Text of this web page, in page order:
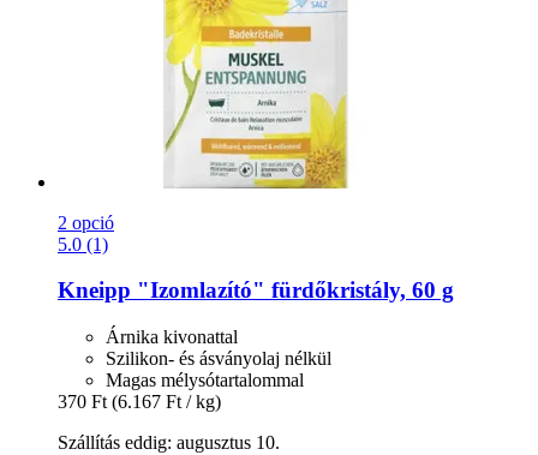
2 opció
5.0 (1)
Kneipp "Izomlazító" fürdőkristály, 60 g
Árnika kivonattal
Szilikon- és ásványolaj nélkül
Magas mélysótartalommal
370 Ft (6.167 Ft / kg)
Szállítás eddig: augusztus 10.